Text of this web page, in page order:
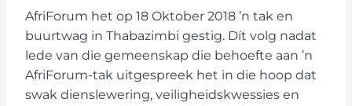
AfriForum het op 18 Oktober 2018 ’n tak en
buurtwag in Thabazimbi gestig. Dít volg nadat
lede van die gemeenskap die behoefte aan ’n
AfriForum-tak uitgespreek het in die hoop dat
swak dienslewering, veiligheidskwessies en